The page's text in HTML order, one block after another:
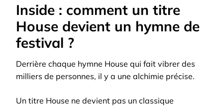
Inside : comment un titre
House devient un hymne de
festival ?
Derrière chaque hymne House qui fait vibrer des
milliers de personnes, il y a une alchimie précise.
Un titre House ne devient pas un classique